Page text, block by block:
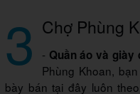
3 Chợ Phùng
- Quần áo và giày
Phùng Khoan,
bày bán tại đây luôn